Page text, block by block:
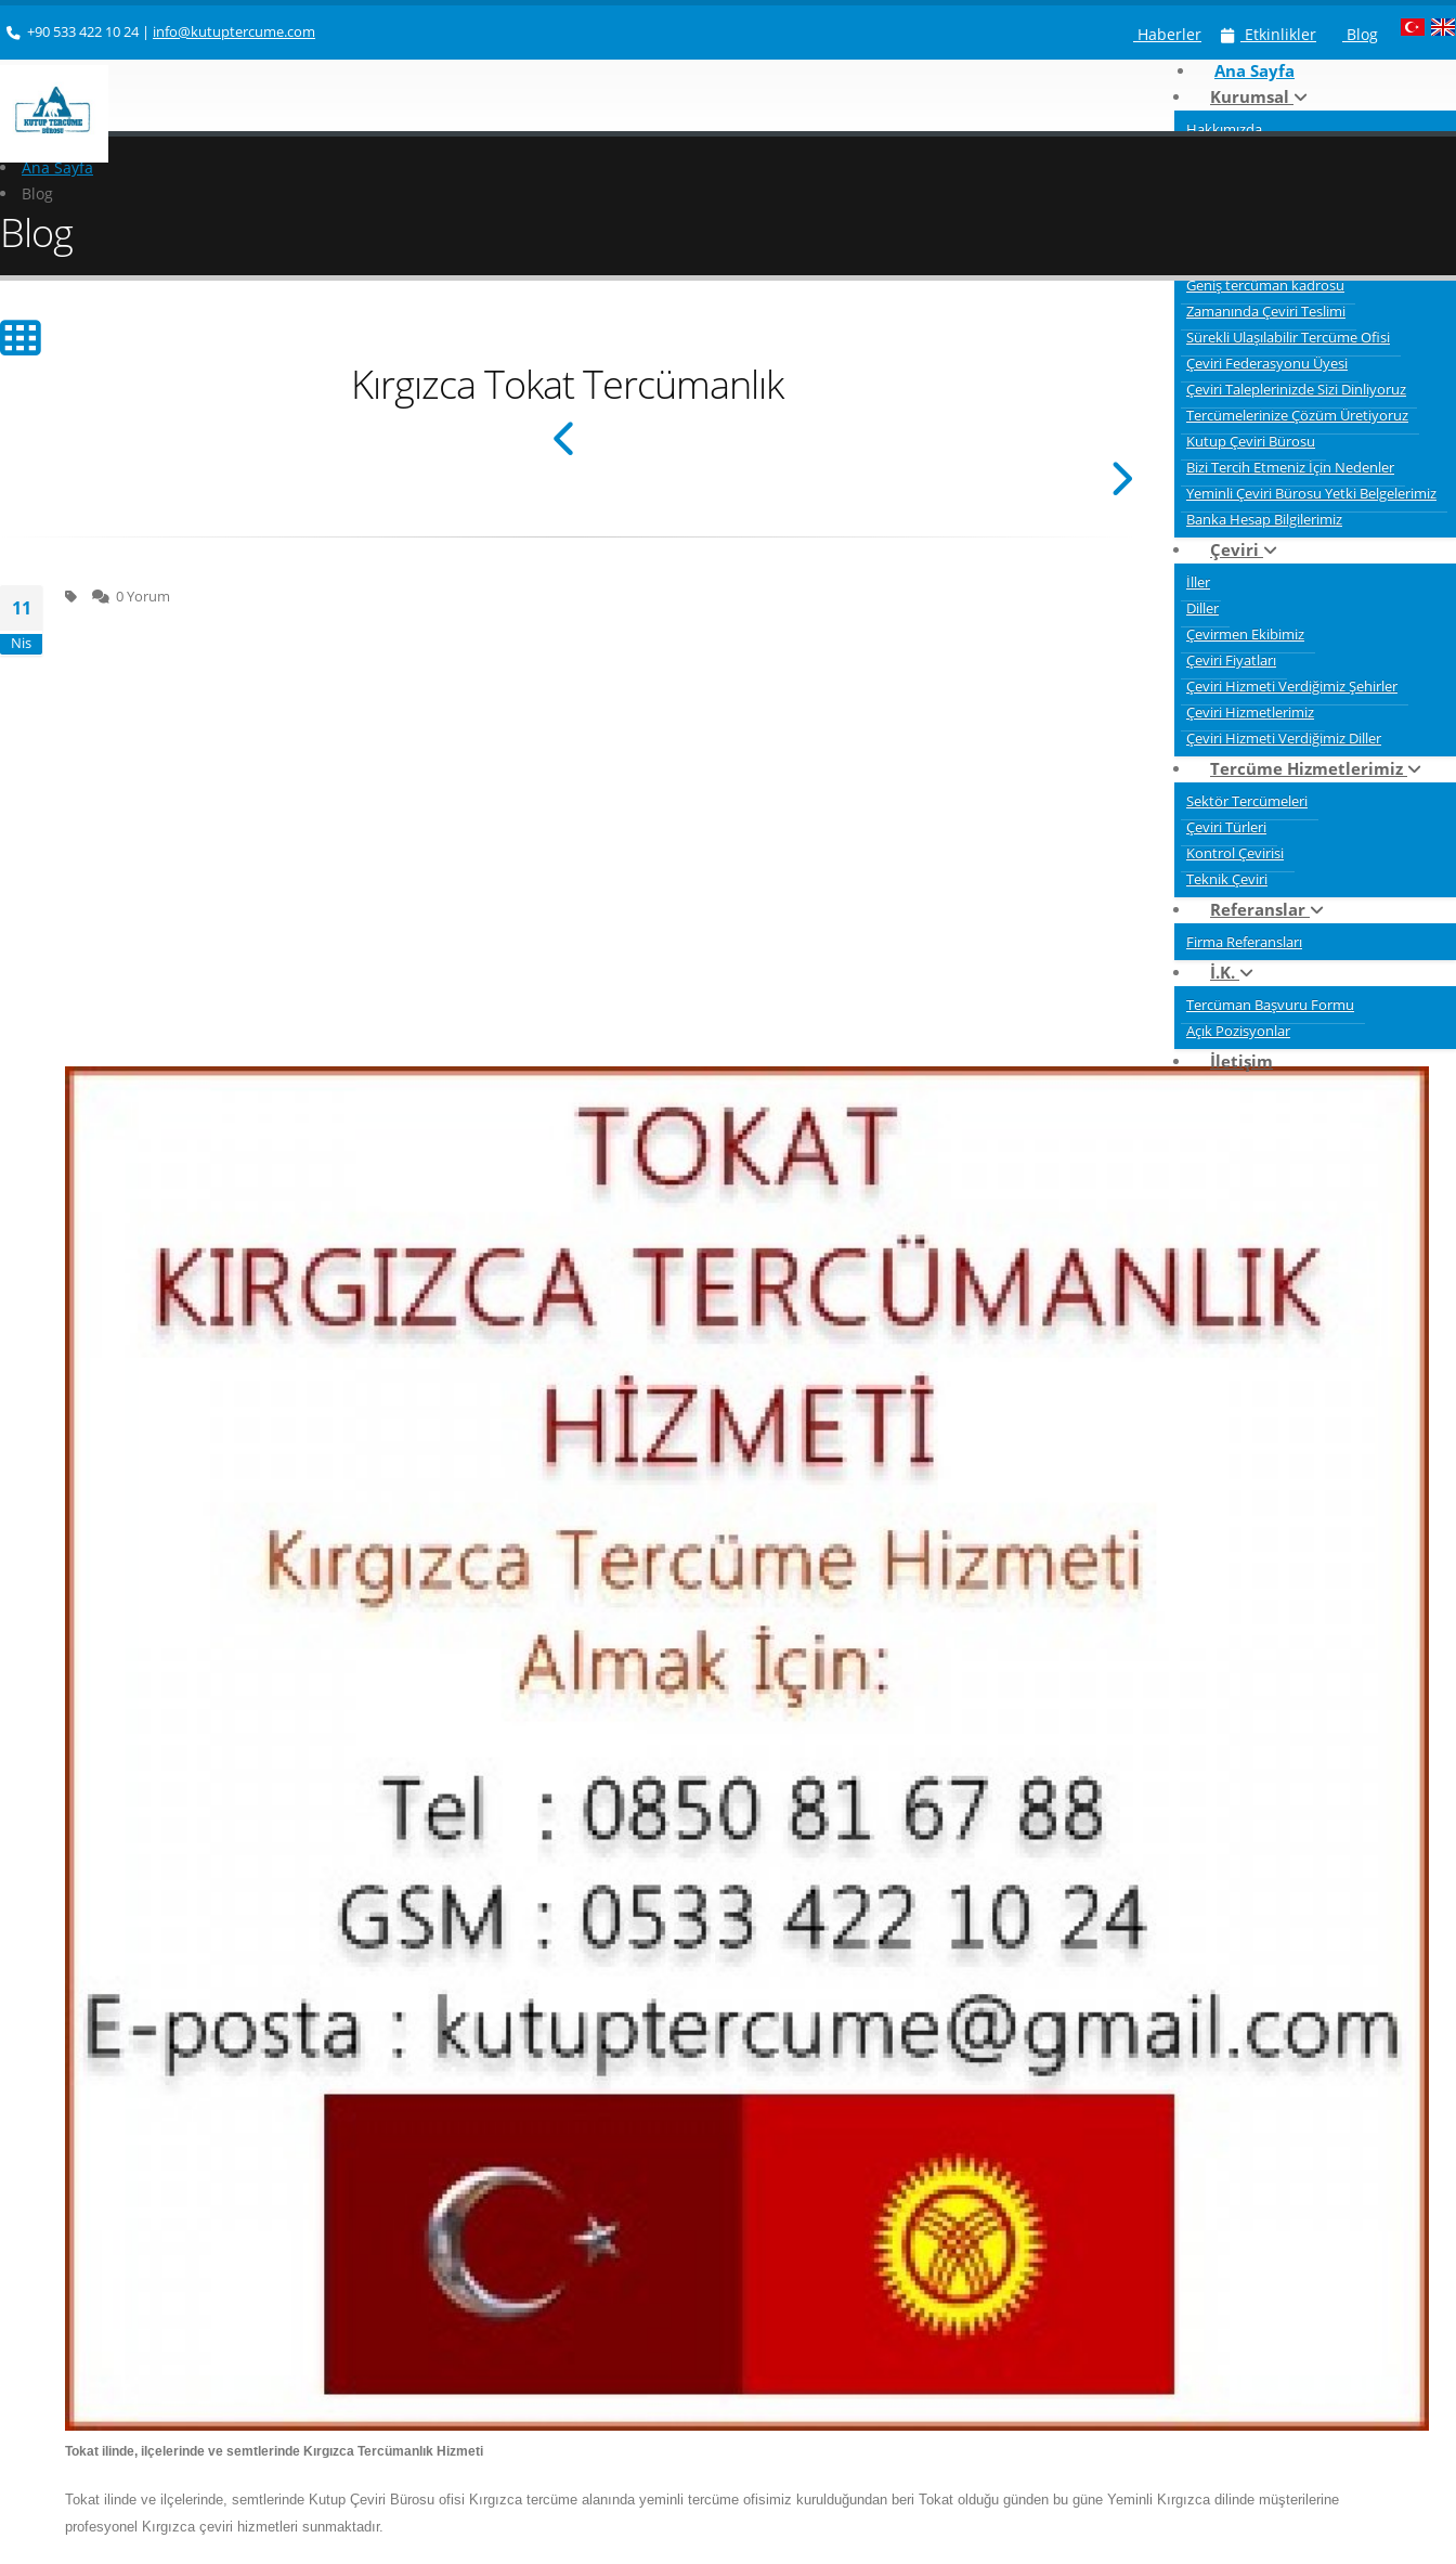
+90 533 422 10 24| info@kutuptercume.com Haberler Etkinlikler Blog
Ana Sayfa
Kurumsal
Hakkımızda
Geniş tercüman kadrosu
Zamanında Çeviri Teslimi
Sürekli Ulaşılabilir Tercüme Ofisi
Çeviri Federasyonu Üyesi
Çeviri Taleplerinizde Sizi Dinliyoruz
Tercümelerinize Çözüm Üretiyoruz
Kutup Çeviri Bürosu
Bizi Tercih Etmeniz İçin Nedenler
Yeminli Çeviri Bürosu Yetki Belgelerimiz
Banka Hesap Bilgilerimiz
Çeviri
İller
Diller
Çevirmen Ekibimiz
Çeviri Fiyatları
Çeviri Hizmeti Verdiğimiz Şehirler
Çeviri Hizmetlerimiz
Çeviri Hizmeti Verdiğimiz Diller
Tercüme Hizmetlerimiz
Sektör Tercümeleri
Çeviri Türleri
Kontrol Çevirisi
Teknik Çeviri
Referanslar
Firma Referansları
İ.K.
Tercüman Başvuru Formu
Açık Pozisyonlar
İletişim
Ana Sayfa
Blog
Blog
Kırgızca Tokat Tercümanlık
11
Nis
0 Yorum
Tokat ilinde, ilçelerinde ve semtlerinde Kırgızca Tercümanlık Hizmeti
Tokat ilinde ve ilçelerinde, semtlerinde Kutup Çeviri Bürosu ofisi Kırgızca tercüme alanında yeminli tercüme ofisimiz kurulduğundan beri Tokat olduğu günden bu güne Yeminli Kırgızca dilinde müşterilerine
profesyonel Kırgızca çeviri hizmetleri sunmaktadır.